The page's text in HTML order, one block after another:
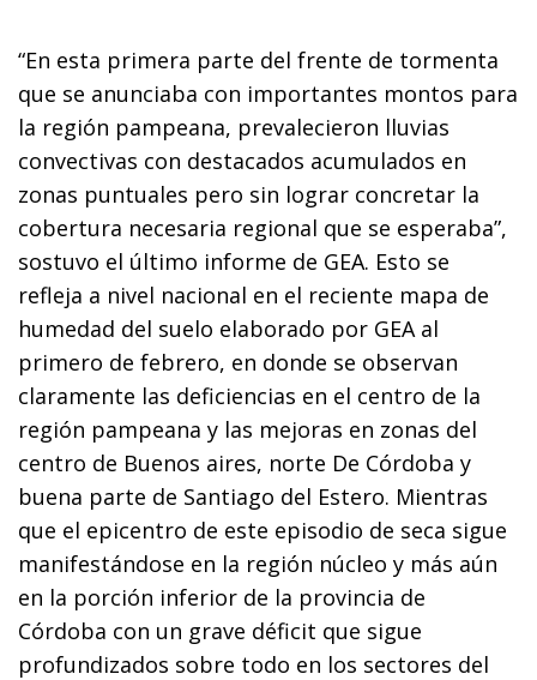
“En esta primera parte del frente de tormenta
que se anunciaba con importantes montos para
la región pampeana, prevalecieron lluvias
convectivas con destacados acumulados en
zonas puntuales pero sin lograr concretar la
cobertura necesaria regional que se esperaba”,
sostuvo el último informe de GEA. Esto se
refleja a nivel nacional en el reciente mapa de
humedad del suelo elaborado por GEA al
primero de febrero, en donde se observan
claramente las deficiencias en el centro de la
región pampeana y las mejoras en zonas del
centro de Buenos aires, norte De Córdoba y
buena parte de Santiago del Estero. Mientras
que el epicentro de este episodio de seca sigue
manifestándose en la región núcleo y más aún
en la porción inferior de la provincia de
Córdoba con un grave déficit que sigue
profundizados sobre todo en los sectores del